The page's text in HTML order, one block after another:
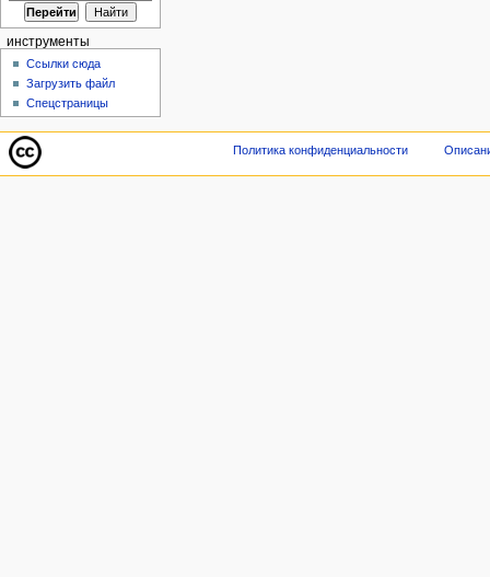
инструменты
Ссылки сюда
Загрузить файл
Спецстраницы
Политика конфиденциальности